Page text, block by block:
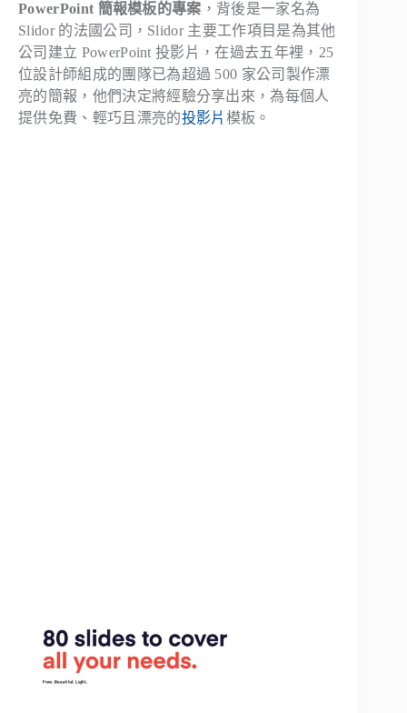
PowerPoint 簡報模板的專案 ，背後是一家名為
Slidor 的法國公司，Slidor 主要工作項目是為其他
公司建立 PowerPoint 投影片，在過去五年裡，25
位設計師組成的團隊已為超過 500 家公司製作漂
亮的簡報，他們決定將經驗分享出來，為每個人
提供免費、輕巧且漂亮的投影片 模板。